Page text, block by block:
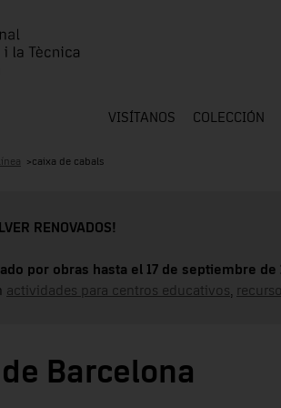
VISÍTANOS COLECCIÓN
caixa de cabals
RENOVADOS!
por obras hasta el 17 de septiembre de
actividades para centros educativos
Barcelona